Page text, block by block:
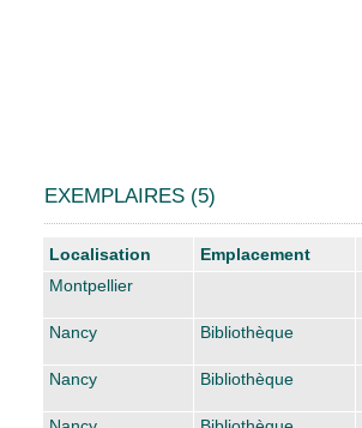
EXEMPLAIRES (5)
Liste des exemplaires
Localisation Emplacement
Montpellier
Nancy
Bibliothèque
Nancy
Bibliothèque